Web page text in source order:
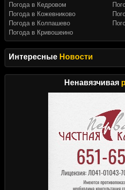
Интересные Новости
Ненавязчивая
Погода в Кедровом
Погода в Кожевниково
Погода в Колпашево
Погода в Кривошеино